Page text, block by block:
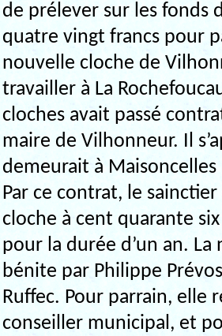
de prélever sur les fonds
quatre vingt francs pour
nouvelle cloche de
travailler à La
cloches avait passé
maire de Vilhonneur. Il
demeurait à
Par ce contrat, le
cloche à cent quarante
pour la durée d’un an.
bénite par Philippe
Ruffec. Pour parrain, elle
conseiller municipal, et